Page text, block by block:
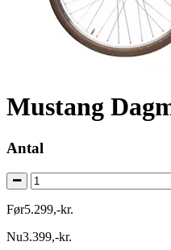
Mustang
Antal
Før5.299,-kr.
Nu3.399,-kr.